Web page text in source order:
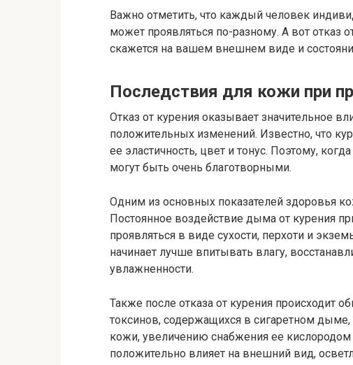
Важно отметить, что каждый человек
может проявляться по-разному. А вот отказ
скажется на вашем внешнем виде и
Последствия для кожи при
Отказ от курения оказывает значительное
положительных изменений. Известно, что
ее эластичность, цвет и тонус. Поэтому,
могут быть очень благотворными.
Одним из основных показателей здоровья
Постоянное воздействие дыма от курения
проявляться в виде сухости, перхоти и
начинает лучше впитывать влагу,
увлажненности.
Также после отказа от курения происходит
токсинов, содержащихся в сигаретном
кожи, увеличению снабжения ее
положительно влияет на внешний вид,